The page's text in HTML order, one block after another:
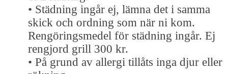
• Städning ingår ej, lämna det i samma
skick och ordning som när ni kom.
Rengöringsmedel för städning ingår. Ej
rengjord grill 300 kr.
• På grund av allergi tillåts inga djur eller